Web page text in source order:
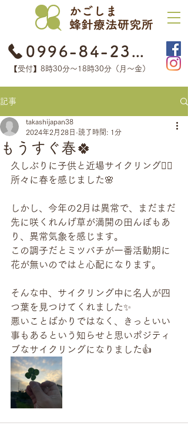
0996-84-2368
【受付】8時30分​〜18時30分（月〜金）
記事
もうすぐ春🍀
takashijapan38
2024年2月28日 読了時間: 1分
久しぶりに子供と近場サイクリング🚴‍♂️
所々に春を感じました🌸
しかし、今年の2月は異常で、まだまだ
先に咲くれんげ草が満開の田んぼもあ
り、異常気象を感じます。
この調子だとミツバチが一番活動期に
花が無いのではと心配になります。
そんな中、サイクリング中に名人が四
つ葉を見つけてくれました✨
悪いことばかりではなく、きっといい
事もあるという知らせと思いポジティ
ブなサイクリングになりました👍